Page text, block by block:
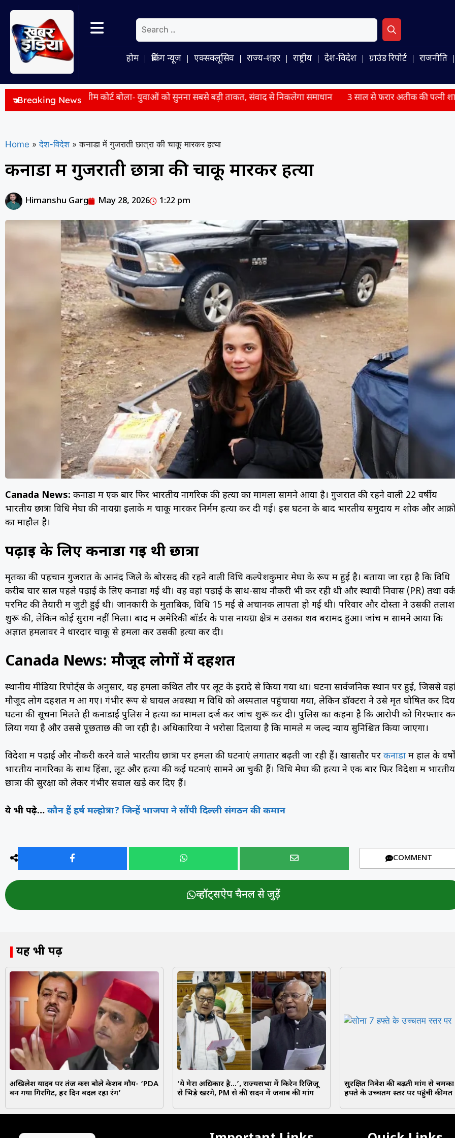
होम ब्रेकिंग न्यूज़ एक्सक्लूसिव राज्य-शहर राष्ट्रीय देश-विदेश ग्राउंड रिपोर्ट राजनीति
Breaking News
मामला: सुप्रीम कोर्ट बोला- युवाओं को सुनना सबसे बड़ी ताकत, संवाद से निकलेगा समाधान 3 साल से फरार अतीक की पत्नी शाइस्ता
Home » देश-विदेश » कनाडा में गुजराती छात्रा की चाकू मारकर हत्या
कनाडा में गुजराती छात्रा की चाकू मारकर हत्या
Himanshu Garg May 28, 2026 1:22 pm
Canada News: कनाडा में एक बार फिर भारतीय नागरिक की हत्या का मामला सामने आया है। गुजरात की रहने वाली 22 वर्षीय
भारतीय छात्रा विधि मेघा की नायग्रा इलाके में चाकू मारकर निर्मम हत्या कर दी गई। इस घटना के बाद भारतीय समुदाय में शोक और
का माहौल है।
पढ़ाई के लिए कनाडा गई थी छात्रा
मृतका की पहचान गुजरात के आनंद जिले के बोरसद की रहने वाली विधि कल्पेशकुमार मेघा के रूप में हुई है। बताया जा रहा है कि विधि
करीब चार साल पहले पढ़ाई के लिए कनाडा गई थी। वह वहां पढ़ाई के साथ-साथ नौकरी भी कर रही थी और स्थायी निवास (PR) तथा
परमिट की तैयारी में जुटी हुई थी। जानकारी के मुताबिक, विधि 15 मई से अचानक लापता हो गई थी। परिवार और दोस्तों ने उसकी तलाश
शुरू की, लेकिन कोई सुराग नहीं मिला। बाद में अमेरिकी बॉर्डर के पास नायग्रा क्षेत्र में उसका शव बरामद हुआ। जांच में सामने आया कि
अज्ञात हमलावर ने धारदार चाकू से हमला कर उसकी हत्या कर दी।
Canada News: मौजूद लोगों में दहशत
स्थानीय मीडिया रिपोर्ट्स के अनुसार, यह हमला कथित तौर पर लूट के इरादे से किया गया था। घटना सार्वजनिक स्थान पर हुई, जिससे
मौजूद लोग दहशत में आ गए। गंभीर रूप से घायल अवस्था में विधि को अस्पताल पहुंचाया गया, लेकिन डॉक्टरों ने उसे मृत घोषित कर
घटना की सूचना मिलते ही कनाडाई पुलिस ने हत्या का मामला दर्ज कर जांच शुरू कर दी। पुलिस का कहना है कि आरोपी को गिरफ्तार
लिया गया है और उससे पूछताछ की जा रही है। अधिकारियों ने भरोसा दिलाया है कि मामले में जल्द न्याय सुनिश्चित किया जाएगा।
विदेशों में पढ़ाई और नौकरी करने वाले भारतीय छात्रों पर हमलों की घटनाएं लगातार बढ़ती जा रही हैं। खासतौर पर कनाडा में हाल के
भारतीय नागरिकों के साथ हिंसा, लूट और हत्या की कई घटनाएं सामने आ चुकी हैं। विधि मेघा की हत्या ने एक बार फिर विदेशों में भारतीय
छात्रों की सुरक्षा को लेकर गंभीर सवाल खड़े कर दिए हैं।
ये भी पढ़े… कौन हैं हर्ष मल्होत्रा? जिन्हें भाजपा ने सौंपी दिल्ली संगठन की कमान
COMMENT
व्हॉट्सऐप चैनल से जुड़ें
यह भी पढ़ें
अखिलेश यादव पर तंज कस बोले केशव मौर्य- ‘PDA
बन गया गिरगिट, हर दिन बदल रहा रंग’
‘ये मेरा अधिकार है…’, राज्यसभा में किरेन रिजिजू
से भिड़े खरगे, PM से की सदन में जवाब की मांग
सुरक्षित निवेश की बढ़ती मांग से चमका
हफ्ते के उच्चतम स्तर पर पहुंची कीमत